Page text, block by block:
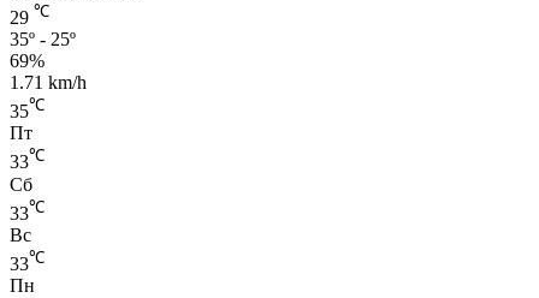
29 ℃
35º - 25º
69%
1.71 km/h
35℃
Пт
33℃
Сб
33℃
Вс
33℃
Пн